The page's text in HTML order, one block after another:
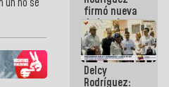
firmó nueva
de Ley de
Arrendamiento
aprobada
por la AN
Delcy
Rodríguez: